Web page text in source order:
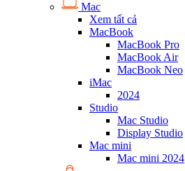
Mac
Xem tất cả
MacBook
MacBook Pro
MacBook Air
MacBook Neo
iMac
2024
Studio
Mac Studio
Display Studio
Mac mini
Mac mini 2024